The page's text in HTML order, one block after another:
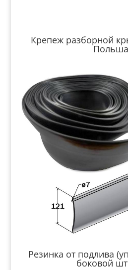
Крепеж разборной
Польша
Резинка от подлива
боковой